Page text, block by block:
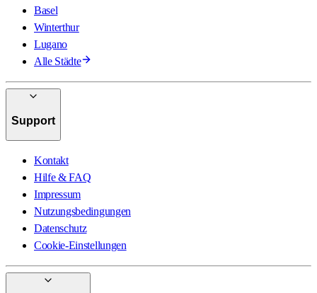
Basel
Winterthur
Lugano
Alle Städte
Support
Kontakt
Hilfe & FAQ
Impressum
Nutzungsbedingungen
Datenschutz
Cookie-Einstellungen